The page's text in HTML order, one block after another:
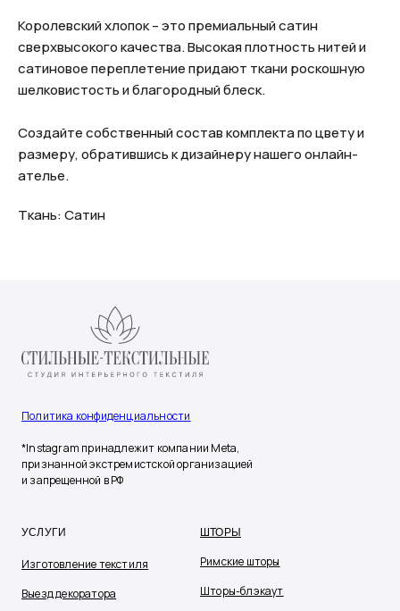
Королевский хлопок – это премиальный сатин
сверхвысокого качества. Высокая плотность нитей и
сатиновое переплетение придают ткани роскошную
шелковистость и благородный блеск.
Создайте собственный состав комплекта по цвету и
размеру, обратившись к дизайнеру нашего онлайн-
ателье.
Ткань: Сатин
Политика конфиденциальности
*Instagram принадлежит компании Meta,
признанной экстремистской организацией
и запрещенной в РФ
УСЛУГИ
Изготовление текстиля
Выезд декоратора
ШТОРЫ
Римские шторы
Шторы-блэкаут